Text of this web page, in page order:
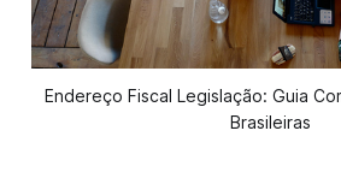
Endereço Fiscal Legislação: Guia
Brasileiras